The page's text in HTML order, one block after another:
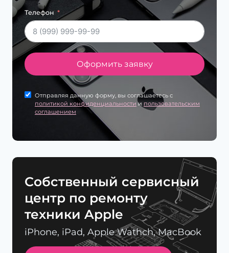
Телефон
Оформить заявку
Отправляя данную форму, вы соглашаетесь с
политикой конфиденциальности и пользовательским
соглашением
Cобственный сервисный
центр по ремонту
техники Apple
iPhone, iPad, Apple Wathch, MacBook